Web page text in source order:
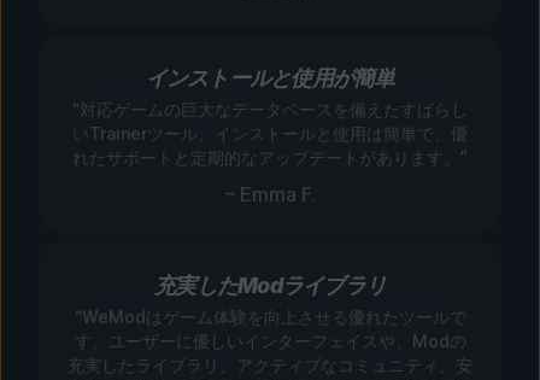
インストールと使用が簡単
“対応ゲームの巨大なデータベースを備えたすばらし
いTrainerツール。インストールと使用は簡単で、優
れたサポートと定期的なアップデートがあります。”
– Emma F.
充実したModライブラリ
“WeModはゲーム体験を向上させる優れたツールで
す。ユーザーに優しいインターフェイスや、Modの
充実したライブラリ、アクティブなコミュニティ、安